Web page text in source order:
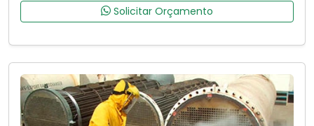
Solicitar Orçamento